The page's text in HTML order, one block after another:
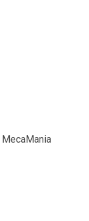
MecaMania